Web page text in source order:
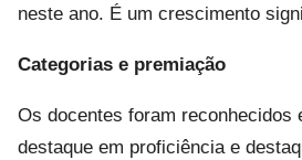
neste ano. É um crescimento
Categorias e premiação
Os docentes foram reconhecidos
destaque em proficiência e